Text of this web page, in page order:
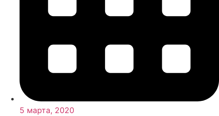
5 марта, 2020